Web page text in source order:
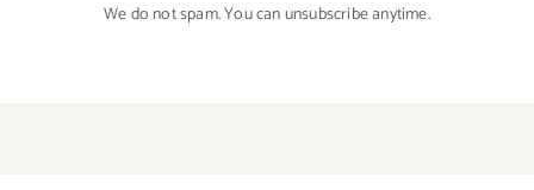
We do not spam. You can unsubscribe anytime.